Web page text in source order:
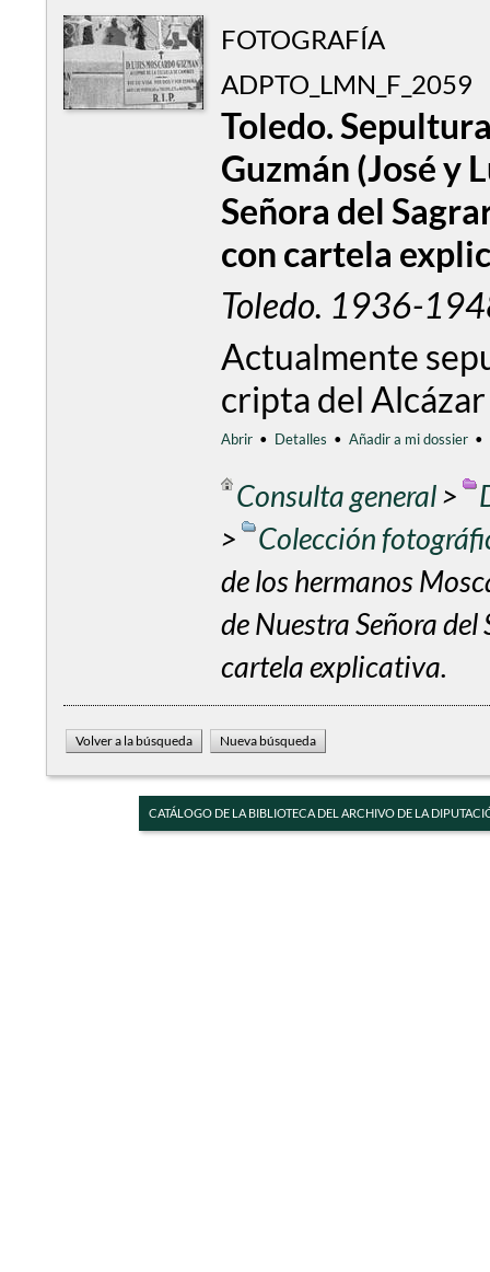
FOTOGRAFÍA
ADPTO_LMN_F_2059
Toledo.
Guzmán (José y
Señora del
con cartela
Toledo. 1936-
Actualmente
cripta del
Abrir • Detalles • Añadir a mi dossier •
Consulta general>
>
Colección
de los hermanos
de Nuestra Señora
cartela explicativa.
CATÁLOGO DE LA BIBLIOTECA DEL ARCHIVO DE LA